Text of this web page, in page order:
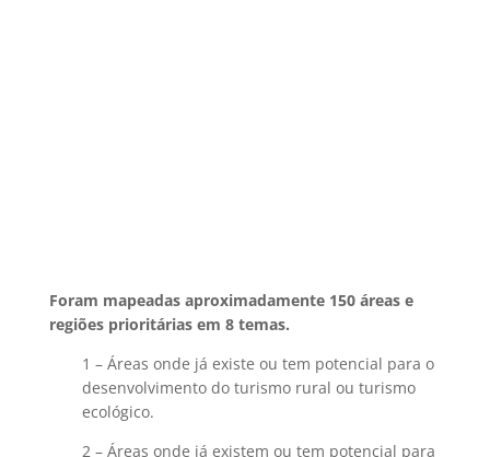
Foram mapeadas aproximadamente 150 áreas e
regiões prioritárias em 8 temas.
1 – Áreas onde já existe ou tem potencial para o
desenvolvimento do turismo rural ou turismo
ecológico.
2 – Áreas onde já existem ou tem potencial para